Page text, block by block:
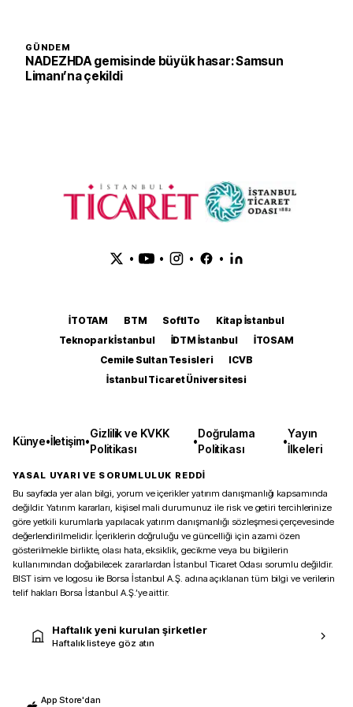
GÜNDEM
NADEZHDA gemisinde büyük hasar: Samsun
Limanı’na çekildi
• • • •
İTOTAM BTM SoftITo
Kitap İstanbul
Teknopark İstanbul
İDTM İstanbul
İTOSAM
Cemile Sultan Tesisleri
ICVB
İstanbul Ticaret Üniversitesi
Künye•İletişim•
Gizlilik ve KVKK
Politikası
•
Doğrulama
Politikası
•
Yayın
İlkeleri
YASAL UYARI VE SORUMLULUK REDDİ
Bu sayfada yer alan bilgi, yorum ve içerikler yatırım danışmanlığı kapsamında
değildir. Yatırım kararları, kişisel mali durumunuz ile risk ve getiri tercihlerinize
göre yetkili kurumlarla yapılacak yatırım danışmanlığı sözleşmesi çerçevesinde
değerlendirilmelidir. İçeriklerin doğruluğu ve güncelliği için azami özen
gösterilmekle birlikte, olası hata, eksiklik, gecikme veya bu bilgilerin
kullanımından doğabilecek zararlardan İstanbul Ticaret Odası sorumlu değildir.
BIST isim ve logosu ile Borsa İstanbul A.Ş. adına açıklanan tüm bilgi ve verilerin
telif hakları Borsa İstanbul A.Ş.’ye aittir.
Haftalık yeni kurulan şirketler
Haftalık listeye göz atın
App Store'dan